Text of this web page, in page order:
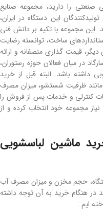
را دارید، مجموعه صنایع
این دستگاه در ایران،
این مجموعه با تکیه بر دانش فنی
ساخت، توانسته رضایت
قیمت گذاری منصفانه و ارائه
در میان فعالان حوزه رستوران،
داشته باشد. البته قبل از خرید
ظرفیت شستشو، میزان مصرف
کنترلی و خدمات پس از فروش را
مجموعه خود انتخاب کرده و از
ماشین لباسشویی
حجم مخزن و میزان مصرف آب
در هنگام خرید به آن توجه داشته
ایم :